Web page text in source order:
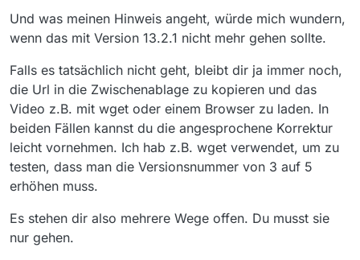
Und was meinen Hinweis angeht, würde mich wundern,
wenn das mit Version 13.2.1 nicht mehr gehen sollte.
Falls es tatsächlich nicht geht, bleibt dir ja immer noch,
die Url in die Zwischenablage zu kopieren und das
Video z.B. mit wget oder einem Browser zu laden. In
beiden Fällen kannst du die angesprochene Korrektur
leicht vornehmen. Ich hab z.B. wget verwendet, um zu
testen, dass man die Versionsnummer von 3 auf 5
erhöhen muss.
Es stehen dir also mehrere Wege offen. Du musst sie
nur gehen.